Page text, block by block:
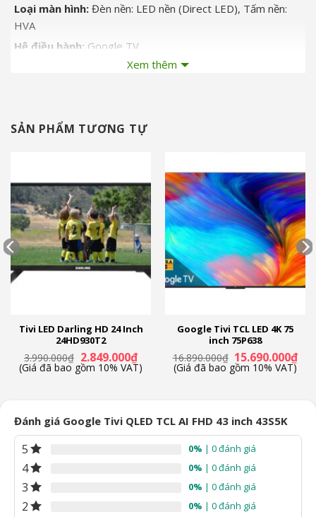
Loại màn hình: Đèn nền: LED nền (Direct LED), Tấm nền:
HVA
Hệ điều hành: Google TV
Nhựa
Năm ra mắt:2025
Xem thêm
SẢN PHẨM TƯƠNG TỰ
Tivi LED Darling HD 24 Inch
24HD930T2
3.990.000₫ Giá
gốc
là:
2.849.000₫Giá
hiện
tại
(Giá đã bao gồm 10% VAT)
Google Tivi TCL LED 4K 75
inch 75P638
16.890.000₫ Giá
gốc
là:
15.690.000₫Giá
(Giá đã bao gồm 10% VAT)
Đánh giá Google Tivi QLED TCL AI FHD 43 inch 43S5K
5 0% | 0 đánh giá
4 0% | 0 đánh giá
3 0% | 0 đánh giá
2 0% | 0 đánh giá